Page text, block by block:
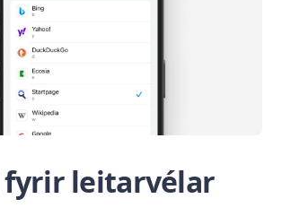
fyrir leitarvélar